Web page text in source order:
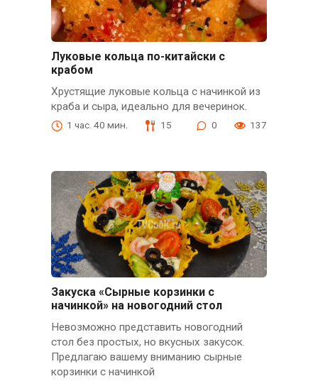
Луковые кольца по-китайски с
крабом
Хрустящие луковые кольца с начинкой из
краба и сыра, идеально для вечеринок.
1 час. 40 мин. 15 0 137
Закуска «Сырные корзинки с
начинкой» на новогодний стол
Невозможно представить новогодний
стол без простых, но вкусных закусок.
Предлагаю вашему вниманию сырные
корзинки с начинкой